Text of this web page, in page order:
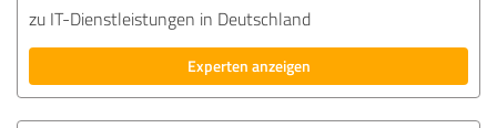
zu IT-Dienstleistungen in Deutschland
Experten anzeigen